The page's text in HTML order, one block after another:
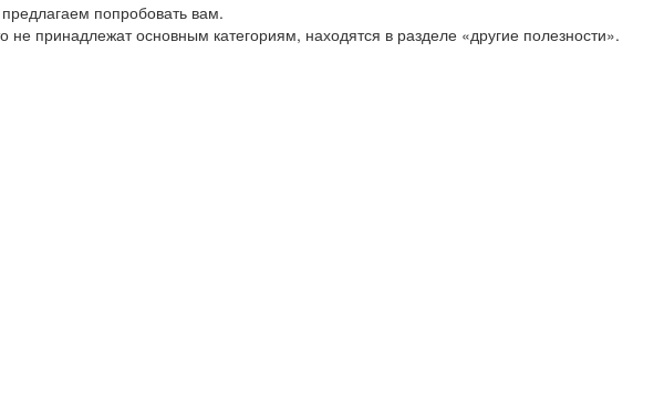
попробовать вам.
принадлежат основным категориям, находятся в разделе «другие полезности».